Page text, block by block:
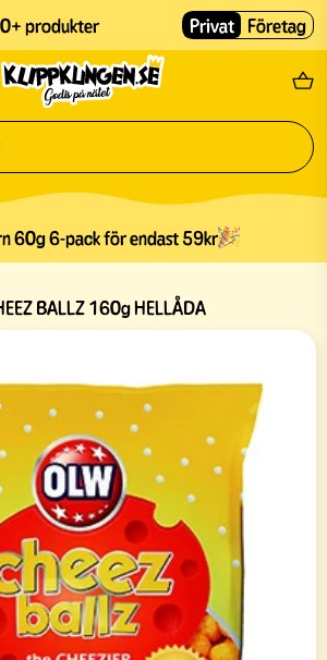
produkter Fri
Privat Företag
60g 6-pack för endast 59kr
BALLZ 160g HELLÅDA